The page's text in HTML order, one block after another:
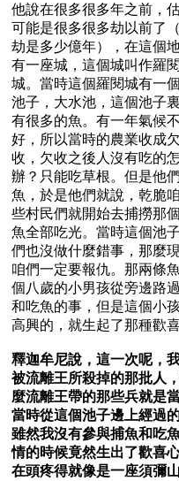
他說在很多很多年之前，
可能是很多很多劫以前了
劫是多少億年），在這個
有一座城，這個城叫作羅閱
城。當時這個羅閱城有一
池子，大水池，這個池子
有很多的魚。有一年氣候不
好，所以當時的農業收成欠
收，欠收之後人沒有吃的
辦？只能吃草根。但是他
魚，於是他們就說，乾脆
些村民們就開始去捕撈那
魚全部吃光。當時這個池
們也沒做什麼錯事，那麼
咱們一定要報仇。那兩條
個八歲的小男孩從旁邊路
和吃魚的事，但是這個小
高興的，就生起了那種歡喜
釋迦牟尼說，這一次呢，
被流離王所殺掉的那批人
麼流離王帶的那些兵就是
當時從這個池子邊上經過
雖然我沒有參與捕魚和吃
情的時候竟然生出了歡喜
在頭疼得就像是一座須彌